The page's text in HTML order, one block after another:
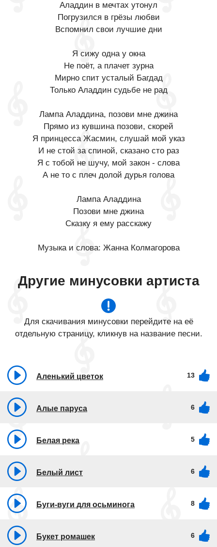
Аладдин в мечтах утонул
Погрузился в грёзы любви
Вспомнил свои лучшие дни
Я сижу одна у окна
Не поёт, а плачет зурна
Мирно спит усталый Багдад
Только Аладдин судьбе не рад
Лампа Аладдина, позови мне джина
Прямо из кувшина позови, скорей
Я принцесса Жасмин, слушай мой указ
И не стой за спиной, сказано сто раз
Я с тобой не шучу, мой закон - слова
А не то с плеч долой дурья голова
Лампа Аладдина
Позови мне джина
Сказку я ему расскажу
Музыка и слова: Жанна Колмагорова
Другие минусовки артиста
Для скачивания минусовки перейдите на её
отдельную страницу, кликнув на название песни.
Аленький цветок 13
Алые паруса 6
Белая река 5
Белый лист 6
Буги-вуги для осьминога 8
Букет ромашек 6